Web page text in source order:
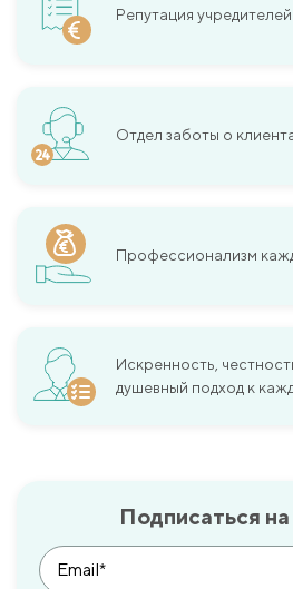
Репутация
Отдел заботы о
Профессионализм
Искренность,
душевный подход к
Подписаться